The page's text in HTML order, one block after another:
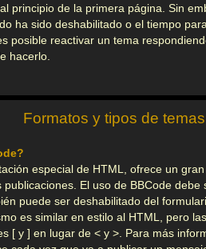
principio de la primera página. Sin
ha sido deshabilitado o el tiempo
posible reactivar un tema
hacerlo.
Formatos y tipos de temas
especial de HTML, ofrece un
El uso de BBCode debe
puede ser deshabilitado del
es similar en estilo al HTML, pero
[ y ] en lugar de < y >. Para más